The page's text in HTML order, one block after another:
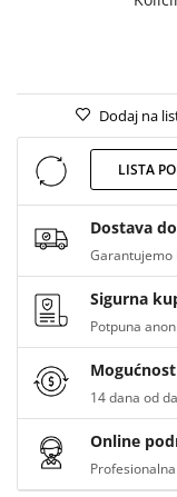
Dodaj na
LISTA
Dostava
Garantujemo
Sigurna
Potpuna
14 dana od
Online